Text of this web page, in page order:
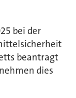
bei der
beantragt
dies